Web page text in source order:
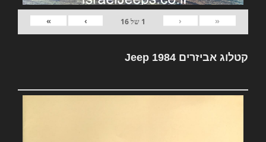
«
‹
1 של16
›
»
קטלוג אביזרים Jeep 1984